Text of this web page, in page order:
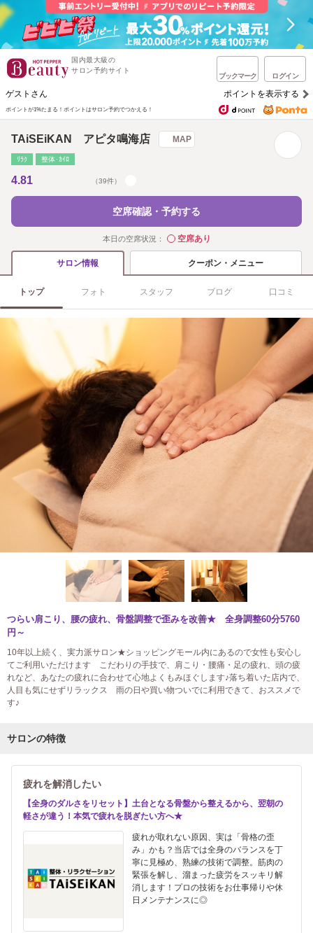
国内最大級の
サロン予約サイト
ブックマーク ログイン
ゲストさん ポイントを表示する
ポイントが1%たまる！ ポイントはサロン予約でつかえる！
TAiSEiKAN アピタ鳴海店 MAP
ﾘﾗｸ 整体･ｶｲﾛ
4.81 （39件）
空席確認・予約する
本日の空席状況： ◯空席あり
サロン情報 クーポン・メニュー
トップ フォト スタッフ ブログ 口コミ
つらい肩こり、腰の疲れ、骨盤調整で歪みを改善★ 全身調整60分5760
円～
10年以上続く、実力派サロン★ショッピングモール内にあるので女性も安心し
てご利用いただけます こだわりの手技で、肩こり・腰痛・足の疲れ、頭の疲
れなど、あなたの疲れに合わせて心地よくもみほぐします♪落ち着いた店内で、
人目も気にせずリラックス 雨の日や買い物ついでに利用できて、おススメで
す♪
サロンの特徴
疲れを解消したい
【全身のダルさをリセット】土台となる骨盤から整えるから、翌朝の
軽さが違う！本気で疲れを脱ぎたい方へ★
疲れが取れない原因、実は「骨格の歪
み」かも？当店では全身のバランスを丁
寧に見極め、熟練の技術で調整。筋肉の
緊張を解し、溜まった疲労をスッキリ解
消します！プロの技術をお仕事帰りや休
日メンテナンスに◎